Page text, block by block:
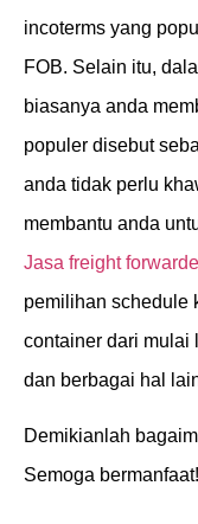
incoterms yang
FOB. Selain itu,
biasanya anda
populer disebut
anda tidak perlu
membantu anda
Jasa freight
pemilihan schedule
container dari mulai
dan berbagai hal
Demikianlah
Semoga bermanfaat!